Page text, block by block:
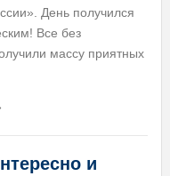
День получился
Все без
массу приятных
и